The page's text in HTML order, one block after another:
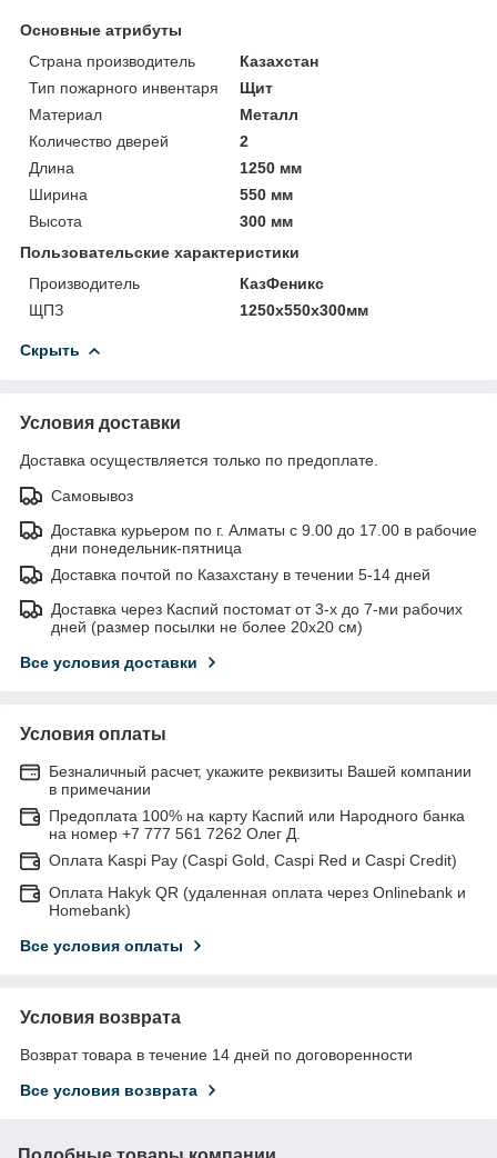
Основные атрибуты
Страна производитель
Казахстан
Тип пожарного инвентаря
Щит
Материал
Металл
Количество дверей
2
Длина
1250 мм
Ширина
550 мм
Высота
300 мм
Пользовательские характеристики
Производитель
КазФеникс
ЩПЗ
1250х550х300мм
Скрыть
Условия доставки
Доставка осуществляется только по предоплате.
Самовывоз
Доставка курьером по г. Алматы с 9.00 до 17.00 в рабочие
дни понедельник-пятница
Доставка почтой по Казахстану в течении 5-14 дней
Доставка через Каспий постомат от 3-х до 7-ми рабочих
дней (размер посылки не более 20х20 см)
Все условия доставки
Условия оплаты
Безналичный расчет, укажите реквизиты Вашей компании
в примечании
Предоплата 100% на карту Каспий или Народного банка
на номер +7 777 561 7262 Олег Д.
Оплата Kaspi Pay (Caspi Gold, Caspi Red и Caspi Credit)
Оплата Hakyk QR (удаленная оплата через Onlinebank и
Homebank)
Все условия оплаты
Условия возврата
Возврат товара в течение 14 дней по договоренности
Все условия возврата